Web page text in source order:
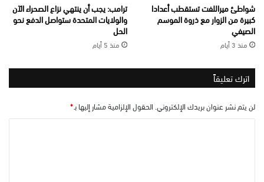
شواطئ ميراللفت تستقطب أعدادا
كبيرة من الزوار مع ذروة الموسم
الصيفي
منذ 3 أيام
ترامب: يجب أن ينتهي نزاع الصحراء الآن
والولايات المتحدة ستواصل الدفع نحو
الحل
منذ 5 أيام
اترك تعليقاً
لن يتم نشر عنوان بريدك الإلكتروني. الحقول الإلزامية مشار إليها بـ*